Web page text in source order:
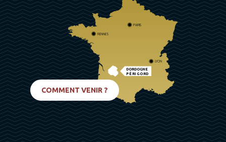
DORDOGNE
PÉRIGORD
PARIS
RENNES
LYON
COMMENT VENIR ?